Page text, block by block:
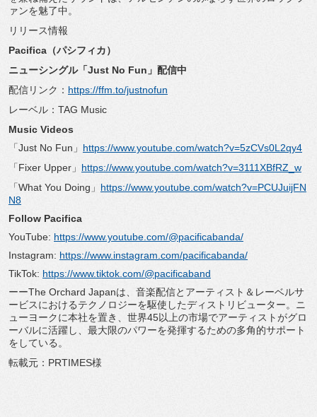
ァンを魅了中。
リリース情報
Pacifica（パシフィカ）
ニューシングル「Just No Fun」配信中
配信リンク： https://ffm.to/justnofun
レーベル：TAG Music
Music Videos
「Just No Fun」 https://www.youtube.com/watch?v=5zCVs0L2qy4
「Fixer Upper」 https://www.youtube.com/watch?v=3111XBfRZ_w
「What You Doing」 https://www.youtube.com/watch?v=PCUJuijFN
N8
Follow Pacifica
YouTube: https://www.youtube.com/@pacificabanda/
Instagram: https://www.instagram.com/pacificabanda/
TikTok: https://www.tiktok.com/@pacificaband
ーーThe Orchard Japanは、音楽配信とアーティスト＆ レーベルサ
ービスにおけるテクノロジーを駆使したディストリビュ ーター。ニ
ューヨークに本社を置き、 世界45以上の市場でアーティストがグロ
ーバルに活躍し、 最大限のパワーを発揮するための多角的サポート
をしている。
転載元：PRTIMES様